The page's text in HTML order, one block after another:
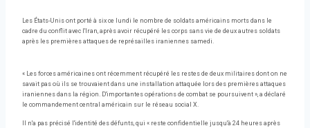
Les États-Unis ont porté à six ce lundi le nombre de soldats américains morts dans le
cadre du conflit avec l'Iran, après avoir récupéré les corps sans vie de deux autres soldats
après les premières attaques de représailles iraniennes samedi.
« Les forces américaines ont récemment récupéré les restes de deux militaires dont on ne
savait pas où ils se trouvaient dans une installation attaquée lors des premières attaques
iraniennes dans la région. D'importantes opérations de combat se poursuivent », a déclaré
le commandement central américain sur le réseau social X.
Il n'a pas précisé l'identité des défunts, qui « reste confidentielle jusqu'à 24 heures après